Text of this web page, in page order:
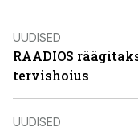
UUDISED
RAADIOS
tervishoius
UUDISED